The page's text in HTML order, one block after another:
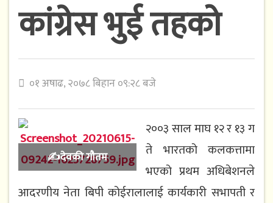
कांग्रेस भुई त​ह​को
०१ अषाढ, २०७८ बिहान ०९:२८ बजे
✍️देवकी गौतम
२००३ साल​ माघ​ १२ र​ १३ ग​
ते भार​त​को कल​कत्तामा
भएको प्र​थ​म​ अधिबेश​न​ले
आद​र​णीय​ नेता बिपी कोईरालालाई कार्य​कारी स​भाप​ती र​